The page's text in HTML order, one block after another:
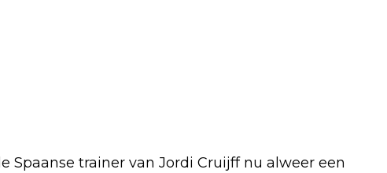
Spaanse trainer van Jordi Cruijff nu alweer een